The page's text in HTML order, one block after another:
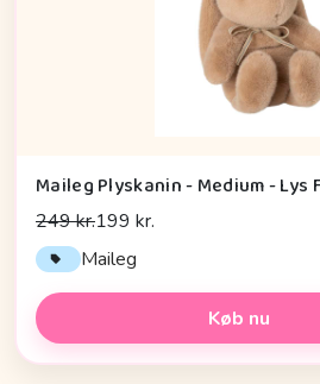
Maileg Plyskanin - Medium - Lys
249 kr.199 kr.
Maileg
Køb nu